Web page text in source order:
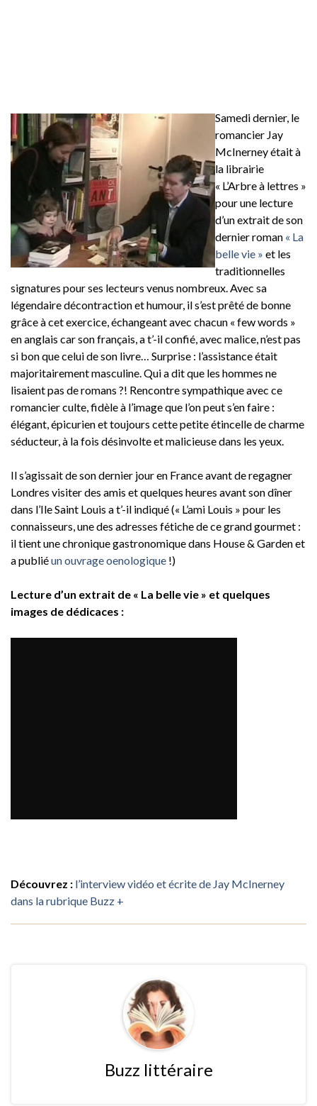
Samedi dernier, le
romancier Jay
McInerney était à
la librairie
« L’Arbre à lettres »
pour une lecture
d’un extrait de son
dernier roman « La
belle vie » et les
traditionnelles
signatures pour ses lecteurs venus nombreux. Avec sa
légendaire décontraction et humour, il s’est prêté de bonne
grâce à cet exercice, échangeant avec chacun « few words »
en anglais car son français, a t’-il confié, avec malice, n’est pas
si bon que celui de son livre… Surprise : l’assistance était
majoritairement masculine. Qui a dit que les hommes ne
lisaient pas de romans ?! Rencontre sympathique avec ce
romancier culte, fidèle à l’image que l’on peut s’en faire :
élégant, épicurien et toujours cette petite étincelle de charme
séducteur, à la fois désinvolte et malicieuse dans les yeux.
Il s’agissait de son dernier jour en France avant de regagner
Londres visiter des amis et quelques heures avant son dîner
dans l’Ile Saint Louis a t’-il indiqué (« L’ami Louis » pour les
connaisseurs, une des adresses fétiche de ce grand gourmet :
il tient une chronique gastronomique dans House & Garden et
a publiéun ouvrage oenologique !)
Lecture d’un extrait de « La belle vie » et quelques
images de dédicaces :
Découvrez : l’interview vidéo et écrite de Jay McInerney
dans la rubrique Buzz +
Buzz littéraire